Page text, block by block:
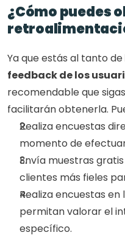
¿Cómo puedes
Ya que estás al tanto de
feedback de los
recomendable que
facilitarán obtenerla.
Realiza encuestas
momento de
Envía muestras
clientes más fieles
Realiza encuestas
permitan valorar el
específico.